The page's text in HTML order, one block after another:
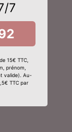
7
15€ TTC,
prénom,
valide). Au-
TTC par